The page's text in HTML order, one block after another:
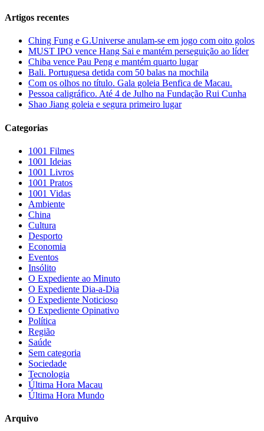
Artigos recentes
Ching Fung e G.Universe anulam-se em jogo com oito golos
MUST IPO vence Hang Sai e mantém perseguição ao líder
Chiba vence Pau Peng e mantém quarto lugar
Bali. Portuguesa detida com 50 balas na mochila
Com os olhos no título. Gala goleia Benfica de Macau.
Pessoa caligráfico. Até 4 de Julho na Fundação Rui Cunha
Shao Jiang goleia e segura primeiro lugar
Categorias
1001 Filmes
1001 Ideias
1001 Livros
1001 Pratos
1001 Vidas
Ambiente
China
Cultura
Desporto
Economia
Eventos
Insólito
O Expediente ao Minuto
O Expediente Dia-a-Dia
O Expediente Noticioso
O Expediente Opinativo
Política
Região
Saúde
Sem categoria
Sociedade
Tecnologia
Última Hora Macau
Última Hora Mundo
Arquivo